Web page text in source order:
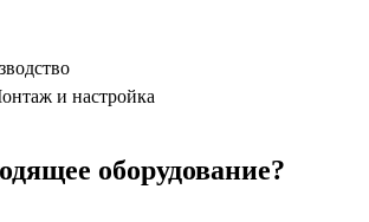
и настройка
оборудование?